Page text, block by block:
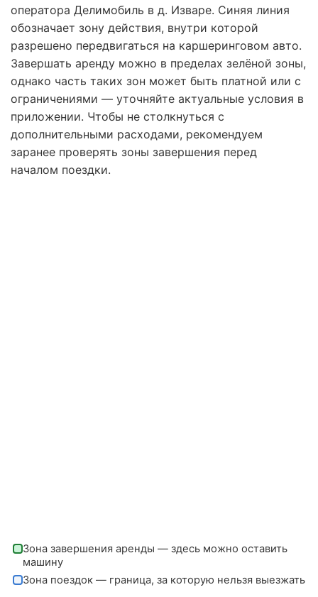
оператора Делимобиль в д. Изваре. Синяя линия
обозначает зону действия, внутри которой
разрешено передвигаться на каршеринговом авто.
Завершать аренду можно в пределах зелёной зоны,
однако часть таких зон может быть платной или с
ограничениями — уточняйте актуальные условия в
приложении. Чтобы не столкнуться с
дополнительными расходами, рекомендуем
заранее проверять зоны завершения перед
началом поездки.
Зона завершения аренды — здесь можно оставить
машину
Зона поездок — граница, за которую нельзя выезжать